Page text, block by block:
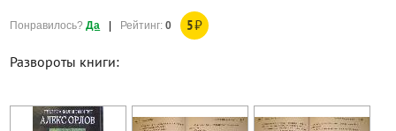
Понравилось?Да | Рейтинг:0 5₽
Развороты книги: